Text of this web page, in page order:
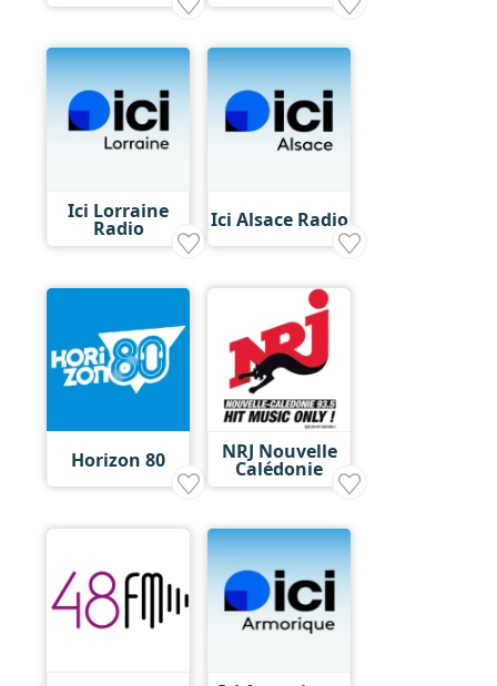
Ici Lorraine
Radio Ici Alsace Radio
Horizon 80 NRJ Nouvelle
Calédonie